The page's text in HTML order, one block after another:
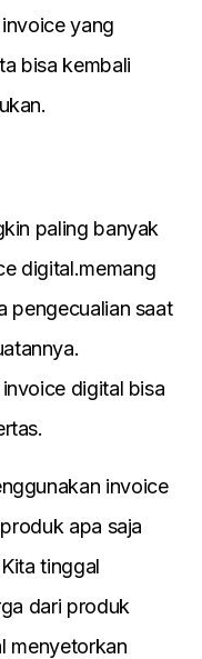
yang
bisa kembali
paling banyak
digital.memang
pengecualian saat
digital bisa
invoice
apa saja
tinggal
dari produk
menyetorkan